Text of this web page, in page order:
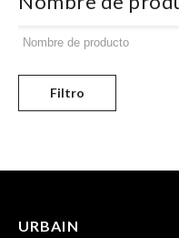
Filtro
URBAIN